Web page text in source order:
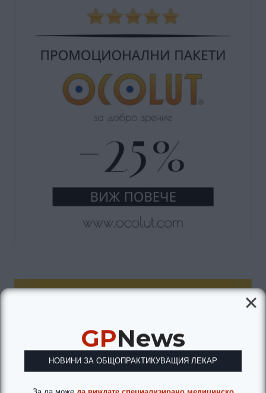
GPNews
НОВИНИ ЗА ОБЩОПРАКТИКУВАЩИЯ ЛЕКАР
За да може да виждате специализирано медицинско